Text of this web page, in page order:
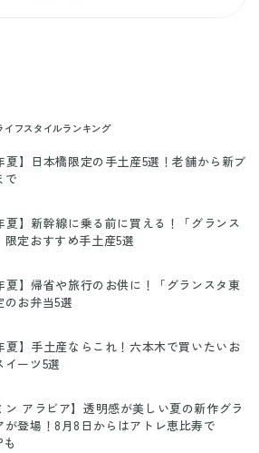
イフスタイルランキング
夏】日本橋限定の手土産5選！老舗から新ブ
で
夏】新幹線に乗る前に買える！「グランス
限定おすすめ手土産5選
夏】帰省や旅行のお供に！「グランスタ東
のお弁当5選
夏】手土産ならこれ！六本木で買いたいお
イーツ5選
ン アラビア】透明感が美しい夏の新作グラ
が登場！8月8日からはアトレ恵比寿で